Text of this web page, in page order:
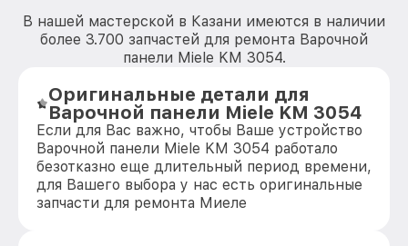
В нашей мастерской в Казани имеются в наличии
более 3.700 запчастей для ремонта Варочной
панели Miele KM 3054.
Оригинальные детали для
Варочной панели Miele KM 3054
Если для Вас важно, чтобы Ваше устройство
Варочной панели Miele KM 3054 работало
безотказно еще длительный период времени,
для Вашего выбора у нас есть оригинальные
запчасти для ремонта Миеле